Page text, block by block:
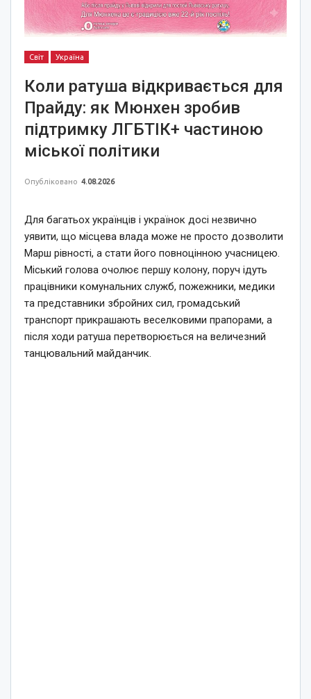
Світ Україна
Коли ратуша відкривається для
Прайду: як Мюнхен зробив
підтримку ЛГБТІК+ частиною
міської політики
Опубліковано 4.08.2026
Для багатьох українців і українок досі незвично
уявити, що місцева влада може не просто дозволити
Марш рівності, а стати його повноцінною учасницею.
Міський голова очолює першу колону, поруч ідуть
працівники комунальних служб, пожежники, медики
та представники збройних сил, громадський
транспорт прикрашають веселковими прапорами, а
після ходи ратуша перетворюється на величезний
танцювальний майданчик.